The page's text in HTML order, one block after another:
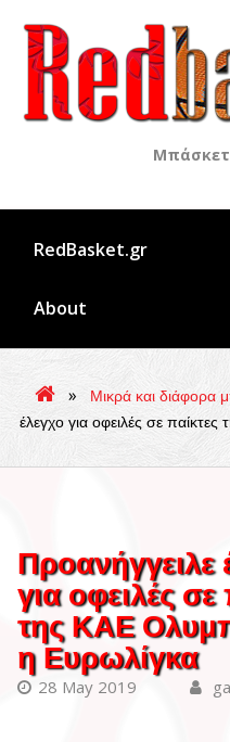
content
RedBasket.gr
About
» Μικρά και διάφορα
έλεγχο για οφειλές σε
Προανήγγειλε
για οφειλές σε
της ΚΑΕ
η Ευρωλίγκα
28 May 2019